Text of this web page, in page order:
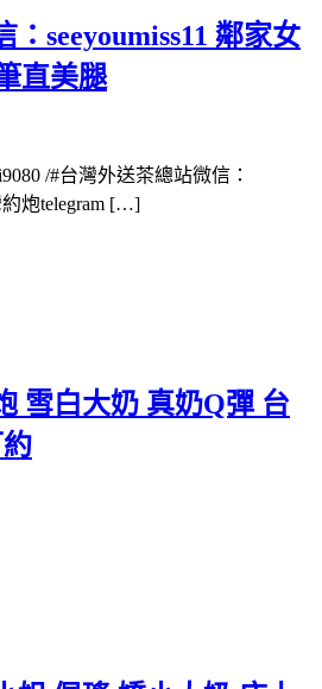
：seeyoumiss11 鄰家女
直美腿
/#台灣外送茶總站微信：
約炮telegram […]
雪白大奶 真奶Q彈 台